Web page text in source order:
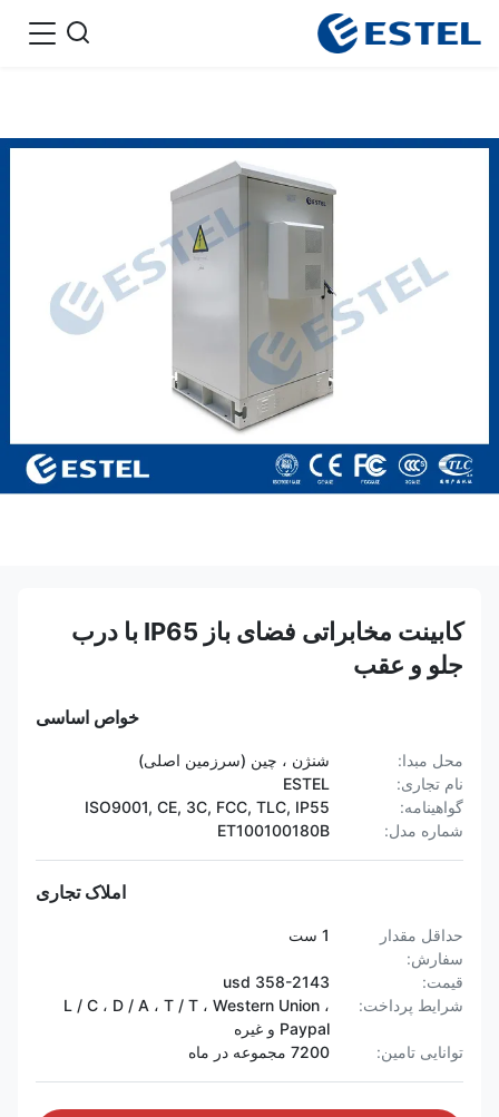
کابینت مخابراتی فضای باز IP65 با درب
جلو و عقب
خواص اساسی
محل مبدا:
شنژن ، چین (سرزمین اصلی)
نام تجاری:
ESTEL
گواهینامه:
ISO9001, CE, 3C, FCC, TLC, IP55
شماره مدل:
ET100100180B
املاک تجاری
حداقل مقدار
سفارش:
1 ست
قیمت:
358-2143 usd
شرایط پرداخت:
L / C ، D / A ، T / T ، Western Union ،
Paypal و غیره
توانایی تامین:
7200 مجموعه در ماه